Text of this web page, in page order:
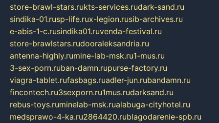
store-brawl-stars.rukts-services.rudark-sand.ru
sindika-01.rusp-life.rux-legion.rusib-archives.ru
e-abis-1-c.rusindika01.ruvenda-festival.ru
store-brawlstars.rudooraleksandria.ru
antenna-highly.rumine-lab-msk.ru1-mus.ru
3-sex-porn.ruban-damn.rupurse-factory.ru
viagra-tablet.rufasbags.ruadler-jun.rubandamn.ru
fincontech.ru3sexporn.ru1mus.rudarksand.ru
rebus-toys.ruminelab-msk.rualabuga-cityhotel.ru
medsprawo-4-ka.ru2864420.rublagodarenie-spb.ru